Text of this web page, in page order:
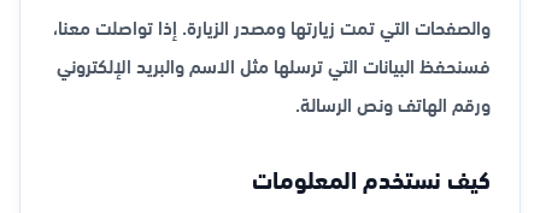
والصفحات التي تمت زيارتها ومصدر الزيارة. إذا تواصلت معنا،
فسنحفظ البيانات التي ترسلها مثل الاسم والبريد الإلكتروني
ورقم الهاتف ونص الرسالة.
كيف نستخدم المعلومات